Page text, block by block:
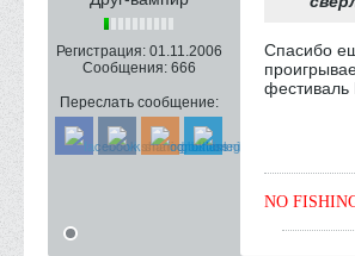
Регистрация: 01.11.2006
Сообщения: 666
Переслать сообщение:
Спасибо
фестиваль
NO